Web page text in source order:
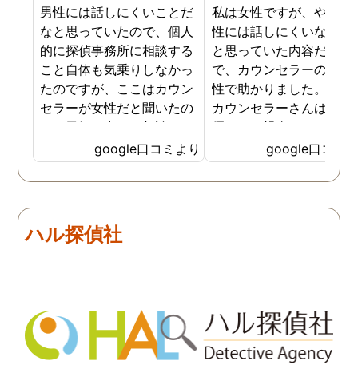
男性には話しにくいことだ
なと思っていたので、個人
的に探偵事務所に相談する
こと自体も気乗りしなかっ
たのですが、ここはカウン
セラーが女性だと聞いたの
で、勇気を出して相談して
みることにしました。感極
まって泣いてしまったり、
感情が表に出すぎてしまう
ださったので安心して悩み
を話せました。他はどうか
た私のケアをしっかりして
くださったおかげで、今は
元気に過ごせています。
google口コミより
私は女性ですが、やはり
性には話しにくいな。。
と思っていた内容だった
で、カウンセラーの方が
性で助かりました。MR
カウンセラーさんはすご
優しくて親身になって話
聞いてくれるので思わず
を流して話してしまいま
た。それほど自分がずっ
した、調査料金は決して
も東京駅前相談室にお願
して良かったと思ってい
す。
google口コミ
ハル探偵社